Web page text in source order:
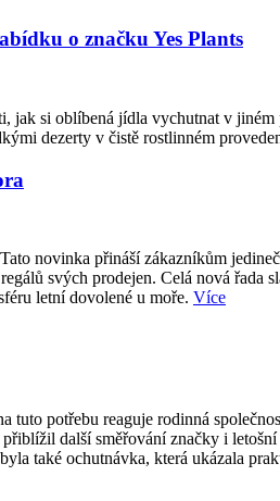
o značku Yes Plants
jak si oblíbená jídla vychutnat v
dezerty v čistě rostlinném
novinka přináší zákazníkům
svých prodejen. Celá nová řada
letní dovolené u moře. Více
potřebu reaguje rodinná
další směřování značky i
také ochutnávka, která ukázala